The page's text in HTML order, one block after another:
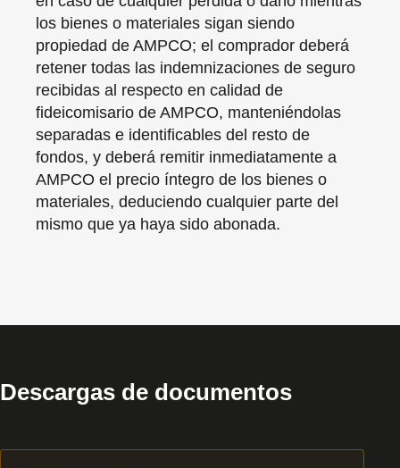
los bienes o materiales sigan siendo
propiedad de AMPCO; el comprador deberá
retener todas las indemnizaciones de seguro
recibidas al respecto en calidad de
fideicomisario de AMPCO, manteniéndolas
separadas e identificables del resto de
fondos, y deberá remitir inmediatamente a
AMPCO el precio íntegro de los bienes o
materiales, deduciendo cualquier parte del
mismo que ya haya sido abonada.
Descargas de documentos